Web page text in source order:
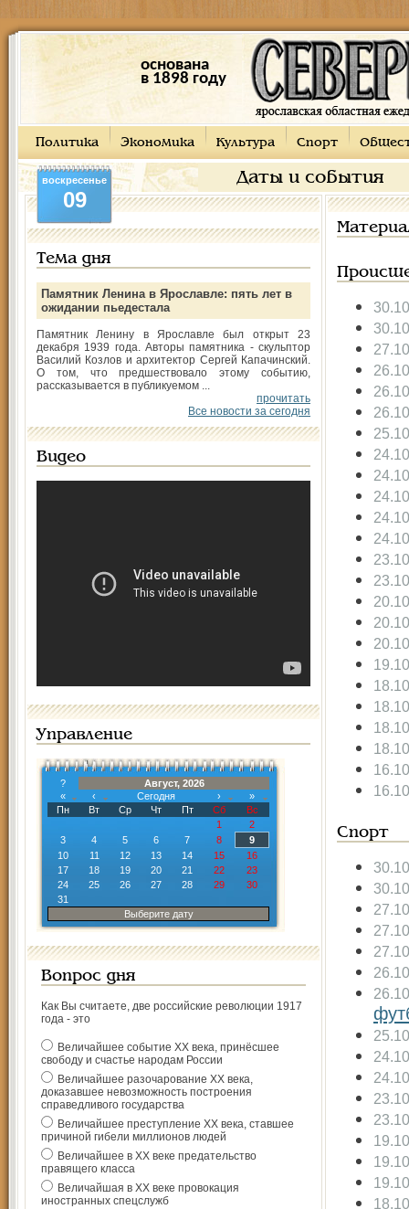
основана
в 1898 году
Политика Экономика Культура Спорт
Даты и события
воскресенье
09
Тема дня
Памятник Ленина в Ярославле: пять лет в
ожидании пьедестала
Памятник Ленину в Ярославле был открыт 23
декабря 1939 года. Авторы памятника - скульптор
Василий Козлов и архитектор Сергей Капачинский.
О том, что предшествовало этому событию,
рассказывается в публикуемом ...
прочитать
Все новости за сегодня
Видео
Управление
?
Август, 2026
«
‹ Сегодня ›
»
Пн
Вт Ср Чт Пт Сб
Вс
1
2
3
4 5 6 7 8
9
10
11 12 13 14 15
16
17
18 19 20 21 22
23
24
25 26 27 28 29
30
31
Выберите дату
Вопрос дня
Как Вы считаете, две российские революции 1917
года - это
Величайшее событие ХХ века, принёсшее
свободу и счастье народам России
Величайшее разочарование ХХ века,
доказавшее невозможность построения
справедливого государства
Величайшее преступление ХХ века, ставшее
причиной гибели миллионов людей
Величайшее в ХХ веке предательство
правящего класса
Величайшая в ХХ веке провокация
иностранных спецслужб
Спорт